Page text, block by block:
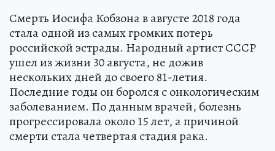
Смерть Иосифа Кобзона в августе 2018 года
стала одной из самых громких потерь
российской эстрады. Народный артист СССР
ушел из жизни 30 августа, не дожив
нескольких дней до своего 81-летия.
Последние годы он боролся с онкологическим
заболеванием. По данным врачей, болезнь
прогрессировала около 15 лет, а причиной
смерти стала четвертая стадия рака.